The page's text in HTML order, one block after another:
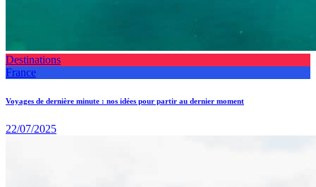
Destinations
France
Voyages de dernière minute : nos idées pour partir au dernier moment
22/07/2025